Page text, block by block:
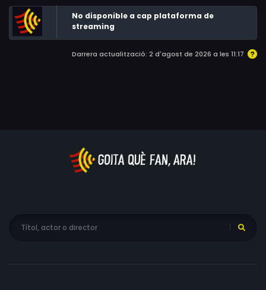
Emelle, Ryan Stever, Garath Strachan, Karen LeBlanc
No disponible a cap plataforma de
streaming
Darrera actualització: 2 d'agost de 2026 a les 11:17